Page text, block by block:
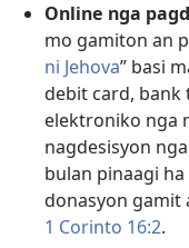
Online nga
mo gamiton an
ni Jehova” basi
debit card, bank
elektroniko nga
nagdesisyon
bulan pinaagi
donasyon gamit
1 Corinto 16:2.